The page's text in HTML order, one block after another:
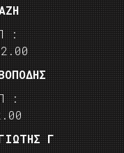
:
:
Γ